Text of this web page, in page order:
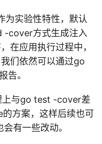
为实验性特性，默认
-cover方式生成注入
在应用执行过程中，
们依然可以通过go
告。
上与go test -cover差
方案，这样后续也可
有一些改动。